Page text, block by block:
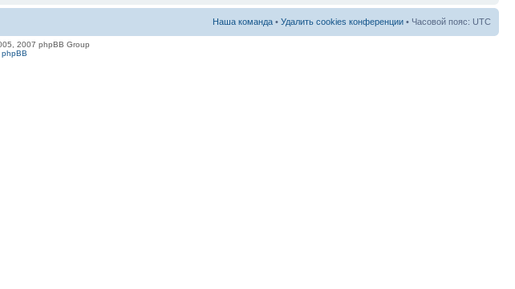
Наша команда • Удалить cookies конференции • Часовой пояс: UTC
2007 phpBB Group
phpBB